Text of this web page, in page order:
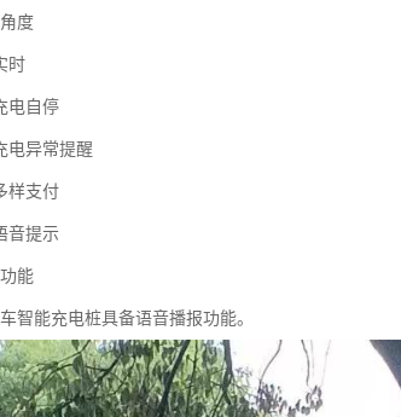
度
时
电自停
电异常提醒
样支付
音提示
能
智能充电桩具备语音播报功能。